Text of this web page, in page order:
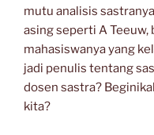
mutu analisis
asing seperti A Teeuw,
mahasiswanya yang
jadi penulis tentang
dosen sastra?
kita?